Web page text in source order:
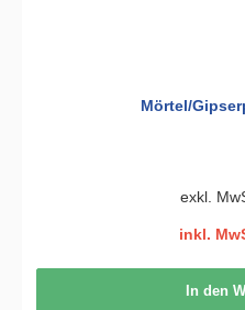
Mörtel/
exkl.
inkl.
In den